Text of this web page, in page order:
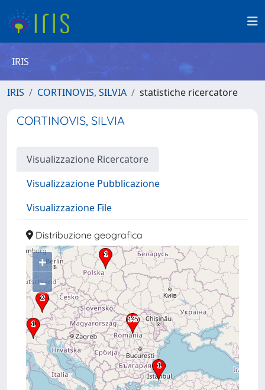
IRIS
IRIS CORTINOVIS, SILVIA statistiche ricercatore
CORTINOVIS, SILVIA
Visualizzazione Ricercatore
Visualizzazione Pubblicazione
Visualizzazione File
Distribuzione geografica
+
–